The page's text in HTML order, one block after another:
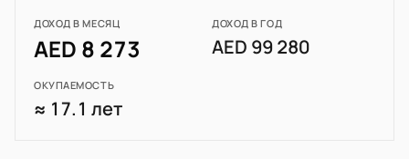
ДОХОД В МЕСЯЦ
AED 8 273
ДОХОД В ГОД
AED 99 280
ОКУПАЕМОСТЬ
≈ 17.1 лет